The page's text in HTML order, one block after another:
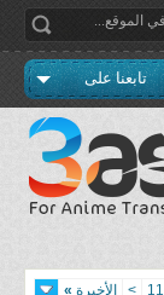
تابعنا على
11
> الأخيرة »